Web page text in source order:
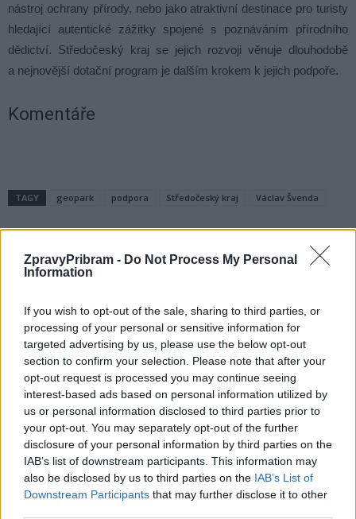
ZpravyPribram - Do Not Process My Personal
Information
If you wish to opt-out of the sale, sharing to third parties, or
processing of your personal or sensitive information for
targeted advertising by us, please use the below opt-out
section to confirm your selection. Please note that after your
opt-out request is processed you may continue seeing
interest-based ads based on personal information utilized by
us or personal information disclosed to third parties prior to
your opt-out. You may separately opt-out of the further
disclosure of your personal information by third parties on the
IAB’s list of downstream participants. This information may
also be disclosed by us to third parties on the IAB’s List of
Downstream Participants that may further disclose it to other
nástroj ochrany přírody, nebo jako atraktivní destinace pro turisty
hledající autentické zážitky spojené s poznáváním přírodního
dědictví. Středočeský kraj se jejich rozvoji věnuje dlouhodobě
a nejnovější dotační program je dalším krokem k jejich podpoře.
Komentáře
TAGY geopark podpora Středočeský kraj Václav Švenda
Předchozí článek
Kocouři potvrdili roli favorita
a přejeli SKV Ústí nad Labem
Následující článek
Vepřové hody na Nováku:
Tradiční dobroty a hudba
v Příbrami
SOUVISEJÍCÍ ČLÁNKY
VÍCE OD AUTORA